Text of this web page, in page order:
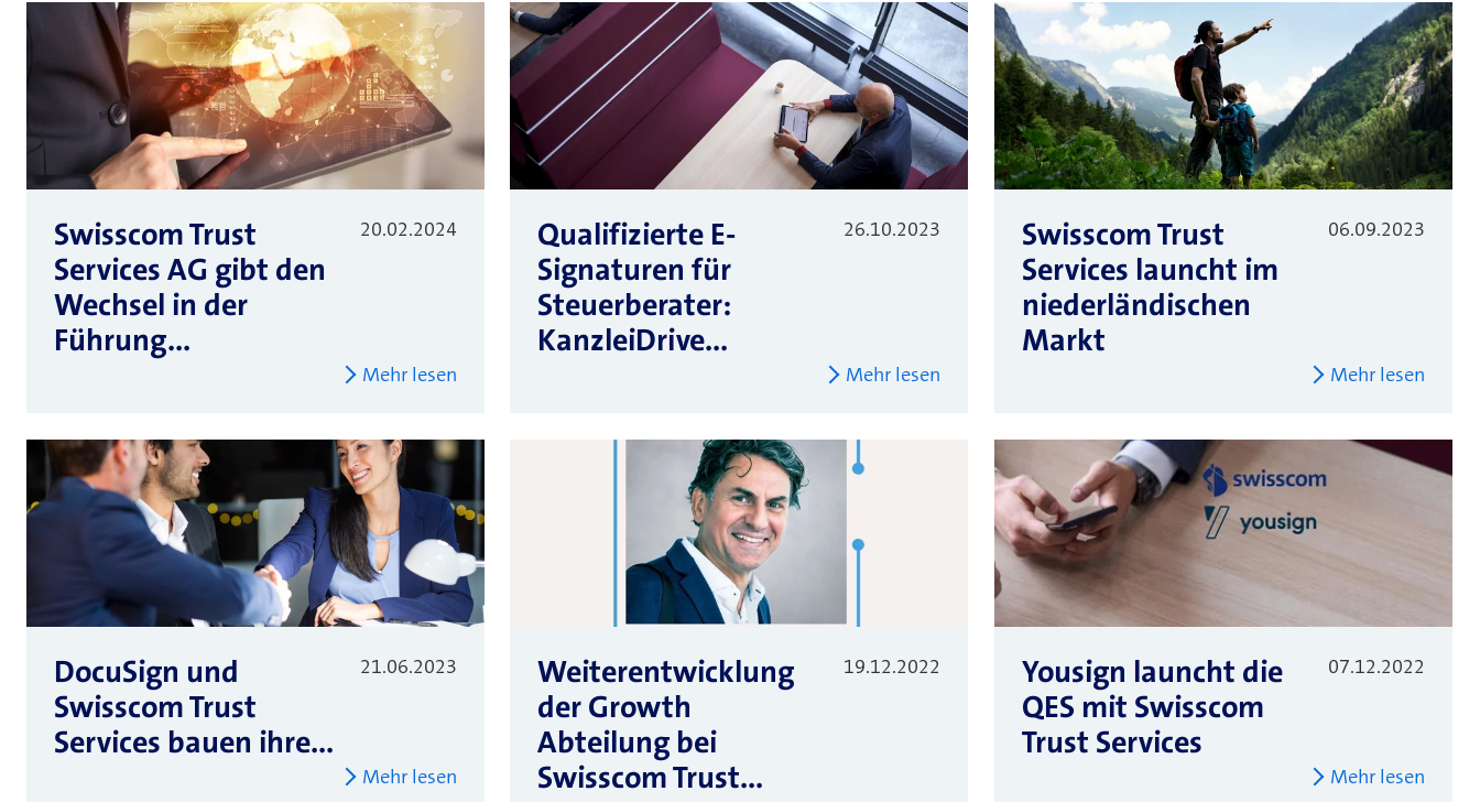
Swisscom Trust
Services AG gibt den
Wechsel in der
Führung...
20.02.2024
Mehr lesen
Qualifizierte E-
Signaturen für
Steuerberater:
KanzleiDrive...
26.10.2023
Mehr lesen
Swisscom Trust
Services launcht im
niederländischen
Markt
06.09.2023
Mehr lesen
DocuSign und
Swisscom Trust
Services bauen ihre...
21.06.2023
Mehr lesen
Weiterentwicklung
der Growth
Abteilung bei
Swisscom Trust...
19.12.2022
Yousign launcht die
QES mit Swisscom
Trust Services
07.12.2022
Mehr lesen